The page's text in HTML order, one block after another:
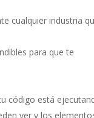
cualquier industria
para que te
código está
ver y los